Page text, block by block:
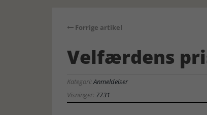
Forrige artikel
Velfærdens
Kategori:Anmeldelser
Visninger: 7731